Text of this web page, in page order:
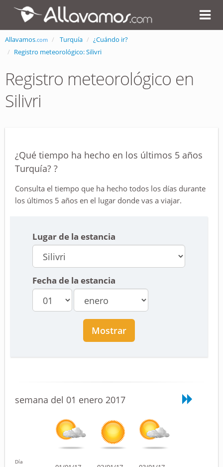
Allavamos.com Turquía
¿Cuándo ir?
Registro meteorológico: Silivri
Registro meteorológico en
Silivri
¿Qué tiempo ha hecho en los últimos 5 años
Turquía? ?
Consulta el tiempo que ha hecho todos los días durante
los últimos 5 años en el lugar donde vas a viajar.
Lugar de la estancia
Fecha de la estancia
Mostrar
semana del 01 enero 2017
Día